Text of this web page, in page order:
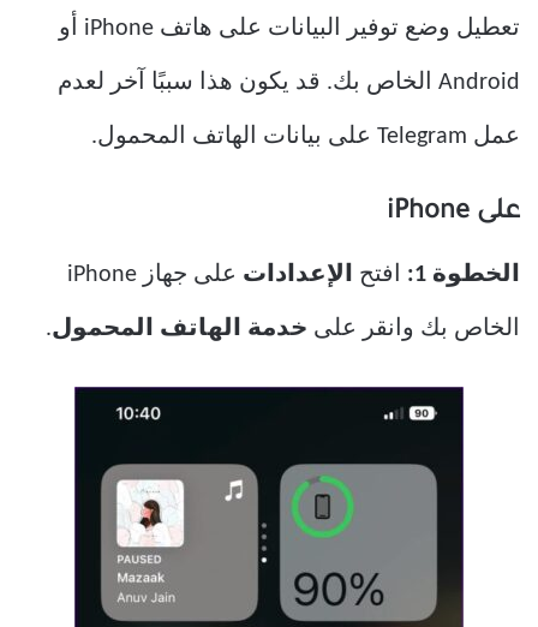
تعطيل وضع توفير البيانات على هاتف iPhone أو
Android الخاص بك. قد يكون هذا سببًا آخر لعدم
عمل Telegram على بيانات الهاتف المحمول.
على iPhone
الخطوة 1: افتح الإعدادات على جهاز iPhone
الخاص بك وانقر على خدمة الهاتف المحمول.